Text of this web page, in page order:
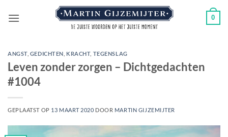
naar
0
ANGST, GEDICHTEN KRACHT, TEGENSLAG
Leven zonder zorgen – Dichtgedachten
#1004
GEPLAATST OP 13 MAART 2020 DOOR MARTIN GIJZEMIJTER